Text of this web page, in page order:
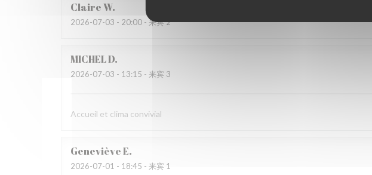
ClaireW
2026-07-03 - 20:00 - 来宾 2
MICHELD
2026-07-03 - 13:15 - 来宾 3
Accueil et clima convivial
GenevièveE
2026-07-01 - 18:45 - 来宾 1